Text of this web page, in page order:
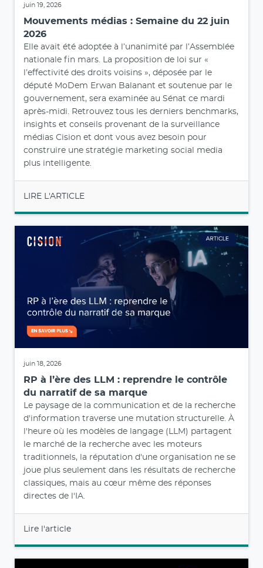
juin 19, 2026
Mouvements médias : Semaine du 22 juin
2026
Elle avait été adoptée à l’unanimité par l’Assemblée
nationale fin mars. La proposition de loi sur «
l’effectivité des droits voisins », déposée par le
député MoDem Erwan Balanant et soutenue par le
gouvernement, sera examinée au Sénat ce mardi
après-midi. Retrouvez tous les derniers benchmarks,
insights et conseils provenant de la surveillance
médias Cision et dont vous avez besoin pour
construire une stratégie marketing social media
plus intelligente.
LIRE L'ARTICLE
juin 18, 2026
RP à l’ère des LLM : reprendre le contrôle
du narratif de sa marque
Le paysage de la communication et de la recherche
d'information traverse une mutation structurelle. À
l'heure où les modèles de langage (LLM) partagent
le marché de la recherche avec les moteurs
traditionnels, la réputation d'une organisation ne se
joue plus seulement dans les résultats de recherche
classiques, mais au cœur même des réponses
directes de l'IA.
Lire l'article